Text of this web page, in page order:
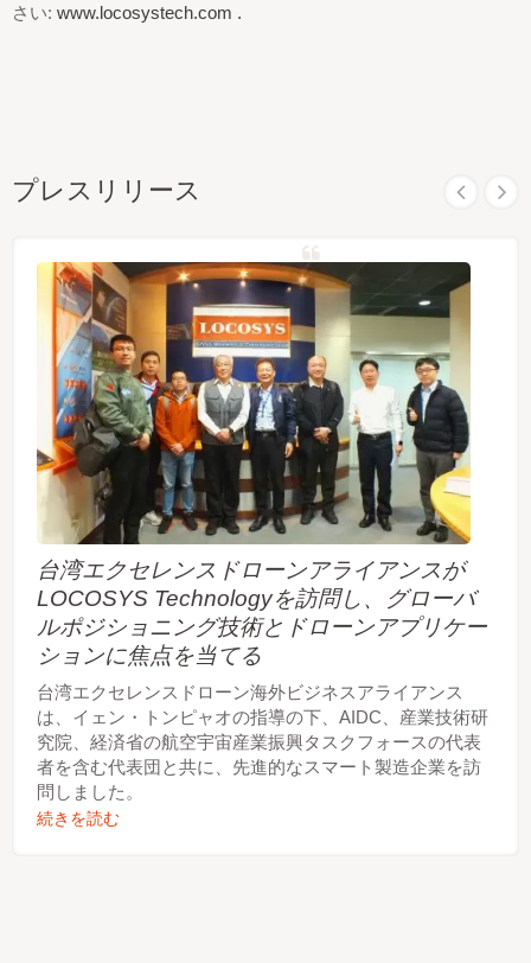
さい: www.locosystech.com .
プレスリリース
台湾エクセレンスドローンアライアンスが
LOCOSYS Technologyを訪問し、グローバ
ルポジショニング技術とドローンアプリケー
ションに焦点を当てる
台湾エクセレンスドローン海外ビジネスアライアンス
は、イェン・トンピャオの指導の下、AIDC、産業技術研
究院、経済省の航空宇宙産業振興タスクフォースの代表
者を含む代表団と共に、先進的なスマート製造企業を訪
問しました。
続きを読む